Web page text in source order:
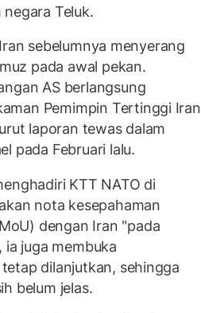
Teluk.
sebelumnya menyerang
pada awal pekan.
AS berlangsung
Pemimpin Tertinggi Iran
laporan tewas dalam
pada Februari lalu.
KTT NATO di
nota kesepahaman
dengan Iran "pada
ia juga membuka
dilanjutkan, sehingga
belum jelas.